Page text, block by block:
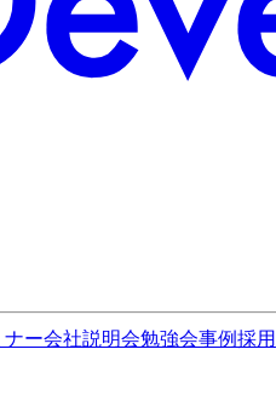
ー会社説明会勉強会事例採用